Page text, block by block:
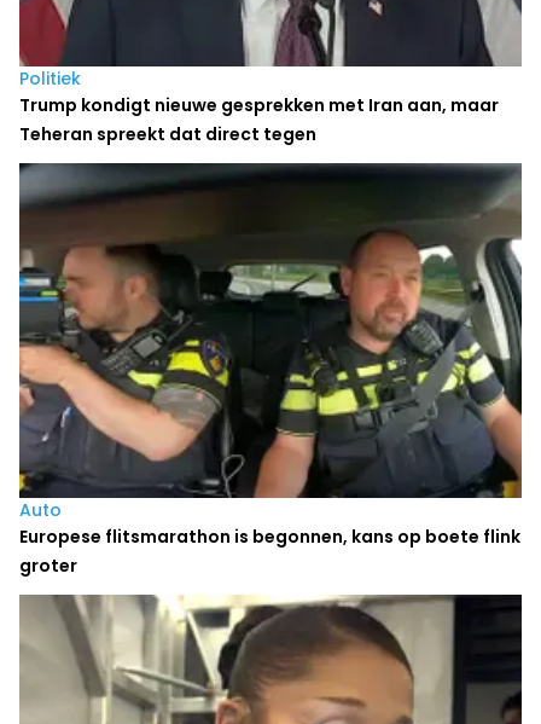
Politiek
Trump kondigt nieuwe gesprekken met Iran aan, maar
Teheran spreekt dat direct tegen
Auto
Europese flitsmarathon is begonnen, kans op boete flink
groter